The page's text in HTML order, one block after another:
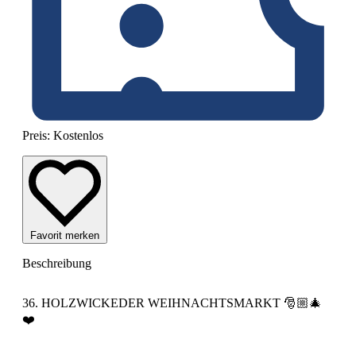
Preis: Kostenlos
Favorit merken
Beschreibung
36. HOLZWICKEDER WEIHNACHTSMARKT 🎅🏼🎄
❤️